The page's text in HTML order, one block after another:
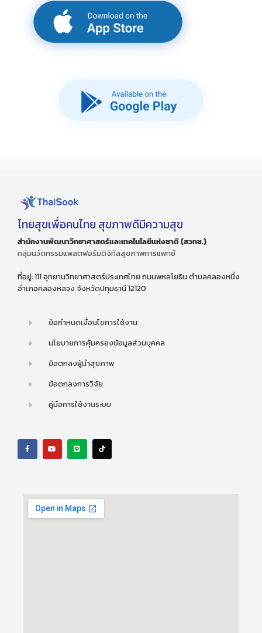
ไทยสุขเพื่อคนไทย สุขภาพดีมีความสุข
สำนักงานพัฒนาวิทยาศาสตร์และเทคโนโลยีแห่งชาติ (สวทช.)
กลุ่มนวัตกรรมแพลตฟอร์มดิจิทัลสุขภาพการแพทย์
ที่อยู่: 111 อุทยานวิทยาศาสตร์ประเทศไทย ถนนพหลโยธิน ตำบลคลองหนึ่ง
อำเภอคลองหลวง จังหวัดปทุมธานี 12120
ข้อกำหนดเงื่อนไขการใช้งาน
นโยบายการคุ้มครองข้อมูลส่วนบุคคล
ข้อตกลงผู้นำสุขภาพ
ข้อตกลงการวิจัย
คู่มือการใช้งานระบบ